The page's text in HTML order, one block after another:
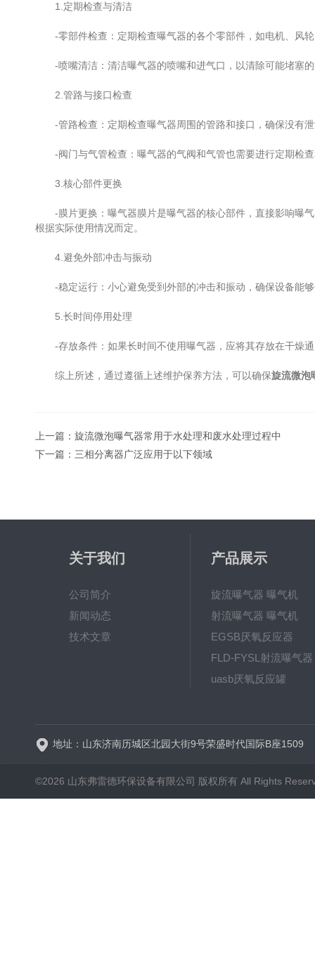
1.定期检查与清洁
-零部件检查：定期检查曝气器的各个零部件，如电机、风轮
-喷嘴清洁：清洁曝气器的喷嘴和进气口，以清除可能堵塞的
2.管路与接口检查
-管路检查：定期检查曝气器周围的管路和接口，确保没有
-阀门与气管检查：曝气器的气阀和气管也需要进行定期检查
3.核心部件更换
-膜片更换：曝气器膜片是曝气器的核心部件，直接影响曝气
根据实际使用情况而定。
4.避免外部冲击与振动
-稳定运行：小心避免受到外部的冲击和振动，确保设备能够
5.长时间停用处理
-存放条件：如果长时间不使用曝气器，应将其存放在干燥通
综上所述，通过遵循上述维护保养方法，可以确保旋流微泡
上一篇： 旋流微泡曝气器常用于水处理和废水处理过程中
下一篇： 三相分离器广泛应用于以下领域
关于我们
公司简介
新闻动态
技术文章
产品展示
旋流曝气器 曝气机
射流曝气器 曝气机
EGSB厌氧反应器
FLD-FYSL射流曝气器
uasb厌氧反应罐
地址：山东济南历城区北园大街9号荣盛时代国际B座1509
©2026 山东弗雷德环保设备有限公司 版权所有 All Rights